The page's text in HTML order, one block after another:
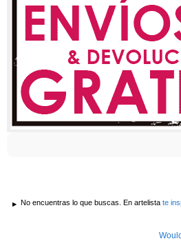
No encuentras lo que buscas. En artelista te